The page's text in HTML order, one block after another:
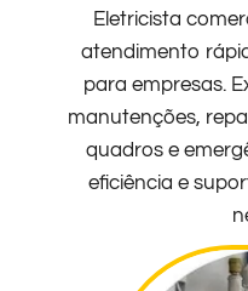
Eletricista
atendimento
para empresas.
manutenções,
quadros e
eficiência e